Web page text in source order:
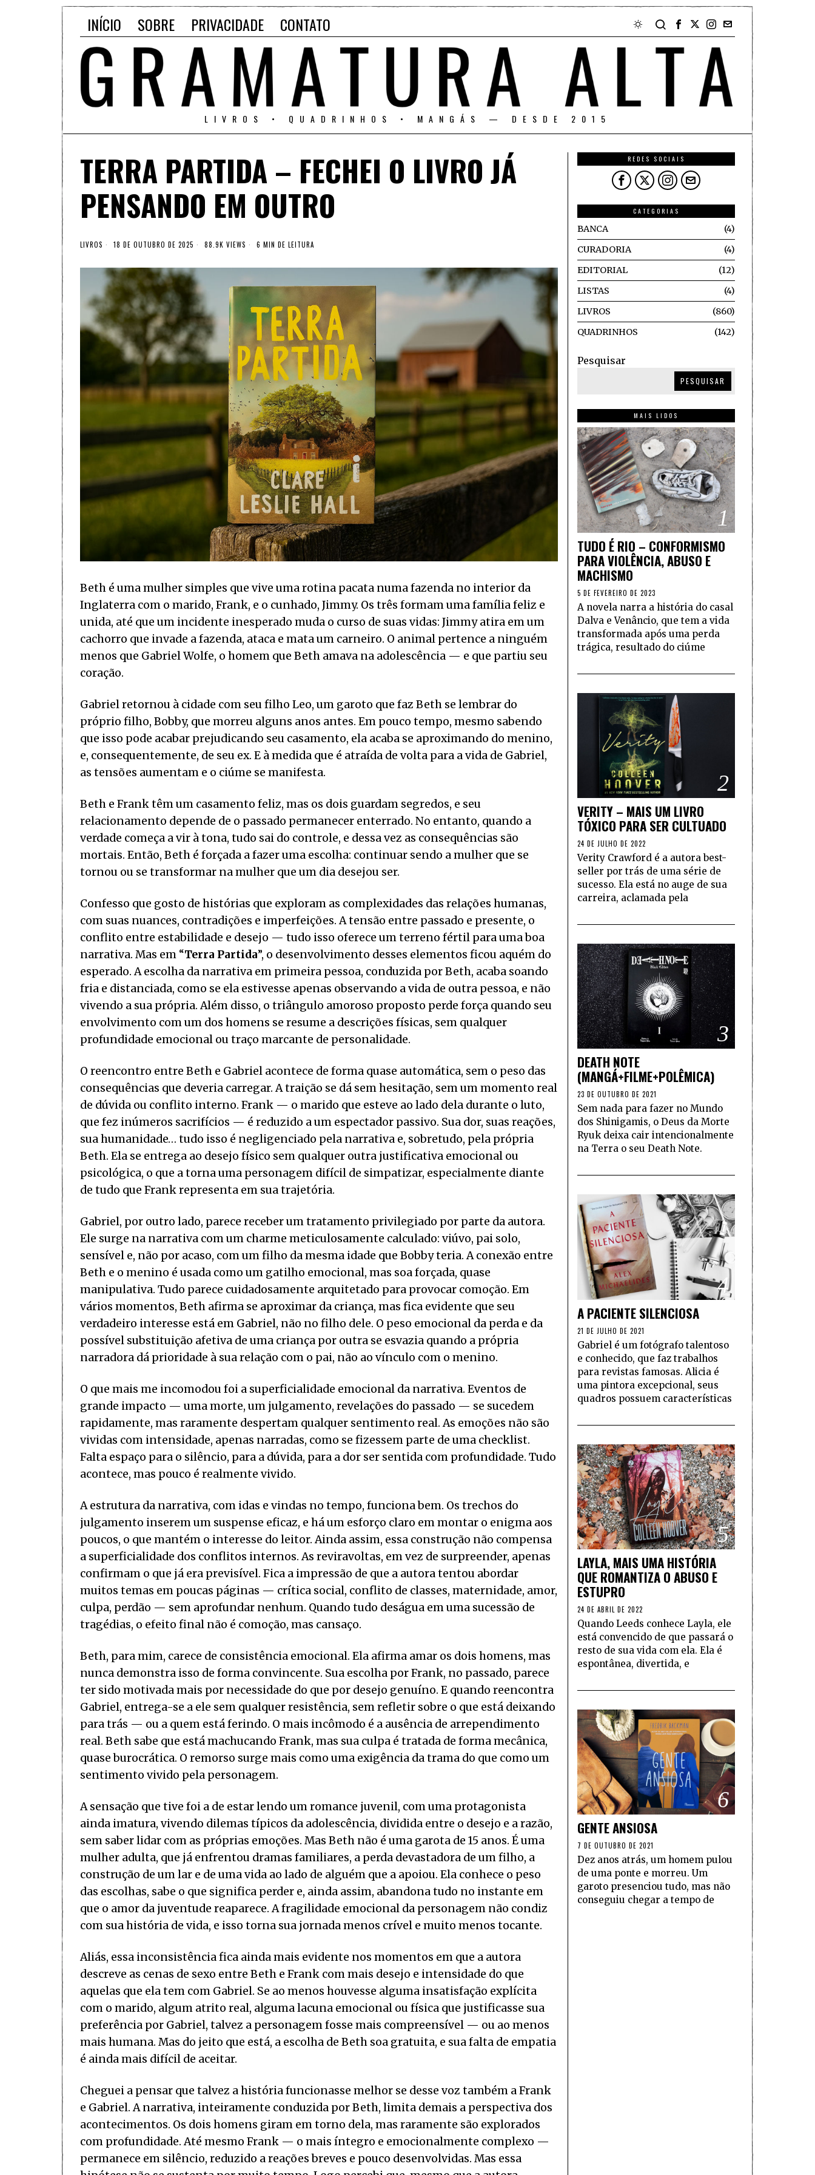
INÍCIO SOBRE PRIVACIDADE CONTATO
LIVROS • QUADRINHOS • MANGÁS — DESDE 2015
TERRA PARTIDA – FECHEI O LIVRO JÁ
PENSANDO EM OUTRO
LIVROS 18 DE OUTUBRO DE 2025 88.9K VIEWS 6 MIN DE LEITURA
Beth é uma mulher simples que vive uma rotina pacata numa fazenda no interior da
Inglaterra com o marido, Frank, e o cunhado, Jimmy. Os três formam uma família feliz e
unida, até que um incidente inesperado muda o curso de suas vidas: Jimmy atira em um
cachorro que invade a fazenda, ataca e mata um carneiro. O animal pertence a ninguém
menos que Gabriel Wolfe, o homem que Beth amava na adolescência — e que partiu seu
coração.
Gabriel retornou à cidade com seu filho Leo, um garoto que faz Beth se lembrar do
próprio filho, Bobby, que morreu alguns anos antes. Em pouco tempo, mesmo sabendo
que isso pode acabar prejudicando seu casamento, ela acaba se aproximando do menino,
e, consequentemente, de seu ex. E à medida que é atraída de volta para a vida de Gabriel,
as tensões aumentam e o ciúme se manifesta.
Beth e Frank têm um casamento feliz, mas os dois guardam segredos, e seu
relacionamento depende de o passado permanecer enterrado. No entanto, quando a
verdade começa a vir à tona, tudo sai do controle, e dessa vez as consequências são
mortais. Então, Beth é forçada a fazer uma escolha: continuar sendo a mulher que se
tornou ou se transformar na mulher que um dia desejou ser.
Confesso que gosto de histórias que exploram as complexidades das relações humanas,
com suas nuances, contradições e imperfeições. A tensão entre passado e presente, o
conflito entre estabilidade e desejo — tudo isso oferece um terreno fértil para uma boa
narrativa. Mas em “Terra Partida”, o desenvolvimento desses elementos ficou aquém do
esperado. A escolha da narrativa em primeira pessoa, conduzida por Beth, acaba soando
fria e distanciada, como se ela estivesse apenas observando a vida de outra pessoa, e não
vivendo a sua própria. Além disso, o triângulo amoroso proposto perde força quando seu
envolvimento com um dos homens se resume a descrições físicas, sem qualquer
profundidade emocional ou traço marcante de personalidade.
O reencontro entre Beth e Gabriel acontece de forma quase automática, sem o peso das
consequências que deveria carregar. A traição se dá sem hesitação, sem um momento real
de dúvida ou conflito interno. Frank — o marido que esteve ao lado dela durante o luto,
que fez inúmeros sacrifícios — é reduzido a um espectador passivo. Sua dor, suas reações,
sua humanidade… tudo isso é negligenciado pela narrativa e, sobretudo, pela própria
Beth. Ela se entrega ao desejo físico sem qualquer outra justificativa emocional ou
psicológica, o que a torna uma personagem difícil de simpatizar, especialmente diante
de tudo que Frank representa em sua trajetória.
Gabriel, por outro lado, parece receber um tratamento privilegiado por parte da autora.
Ele surge na narrativa com um charme meticulosamente calculado: viúvo, pai solo,
sensível e, não por acaso, com um filho da mesma idade que Bobby teria. A conexão entre
Beth e o menino é usada como um gatilho emocional, mas soa forçada, quase
manipulativa. Tudo parece cuidadosamente arquitetado para provocar comoção. Em
vários momentos, Beth afirma se aproximar da criança, mas fica evidente que seu
verdadeiro interesse está em Gabriel, não no filho dele. O peso emocional da perda e da
possível substituição afetiva de uma criança por outra se esvazia quando a própria
narradora dá prioridade à sua relação com o pai, não ao vínculo com o menino.
O que mais me incomodou foi a superficialidade emocional da narrativa. Eventos de
grande impacto — uma morte, um julgamento, revelações do passado — se sucedem
rapidamente, mas raramente despertam qualquer sentimento real. As emoções não são
vividas com intensidade, apenas narradas, como se fizessem parte de uma checklist.
Falta espaço para o silêncio, para a dúvida, para a dor ser sentida com profundidade. Tudo
acontece, mas pouco é realmente vivido.
A estrutura da narrativa, com idas e vindas no tempo, funciona bem. Os trechos do
julgamento inserem um suspense eficaz, e há um esforço claro em montar o enigma aos
poucos, o que mantém o interesse do leitor. Ainda assim, essa construção não compensa
a superficialidade dos conflitos internos. As reviravoltas, em vez de surpreender, apenas
confirmam o que já era previsível. Fica a impressão de que a autora tentou abordar
muitos temas em poucas páginas — crítica social, conflito de classes, maternidade, amor,
culpa, perdão — sem aprofundar nenhum. Quando tudo deságua em uma sucessão de
tragédias, o efeito final não é comoção, mas cansaço.
Beth, para mim, carece de consistência emocional. Ela afirma amar os dois homens, mas
nunca demonstra isso de forma convincente. Sua escolha por Frank, no passado, parece
ter sido motivada mais por necessidade do que por desejo genuíno. E quando reencontra
Gabriel, entrega-se a ele sem qualquer resistência, sem refletir sobre o que está deixando
para trás — ou a quem está ferindo. O mais incômodo é a ausência de arrependimento
real. Beth sabe que está machucando Frank, mas sua culpa é tratada de forma mecânica,
quase burocrática. O remorso surge mais como uma exigência da trama do que como um
sentimento vivido pela personagem.
A sensação que tive foi a de estar lendo um romance juvenil, com uma protagonista
ainda imatura, vivendo dilemas típicos da adolescência, dividida entre o desejo e a razão,
sem saber lidar com as próprias emoções. Mas Beth não é uma garota de 15 anos. É uma
mulher adulta, que já enfrentou dramas familiares, a perda devastadora de um filho, a
construção de um lar e de uma vida ao lado de alguém que a apoiou. Ela conhece o peso
das escolhas, sabe o que significa perder e, ainda assim, abandona tudo no instante em
que o amor da juventude reaparece. A fragilidade emocional da personagem não condiz
com sua história de vida, e isso torna sua jornada menos crível e muito menos tocante.
Aliás, essa inconsistência fica ainda mais evidente nos momentos em que a autora
descreve as cenas de sexo entre Beth e Frank com mais desejo e intensidade do que
aquelas que ela tem com Gabriel. Se ao menos houvesse alguma insatisfação explícita
com o marido, algum atrito real, alguma lacuna emocional ou física que justificasse sua
preferência por Gabriel, talvez a personagem fosse mais compreensível — ou ao menos
mais humana. Mas do jeito que está, a escolha de Beth soa gratuita, e sua falta de empatia
é ainda mais difícil de aceitar.
Cheguei a pensar que talvez a história funcionasse melhor se desse voz também a Frank
e Gabriel. A narrativa, inteiramente conduzida por Beth, limita demais a perspectiva dos
acontecimentos. Os dois homens giram em torno dela, mas raramente são explorados
com profundidade. Até mesmo Frank — o mais íntegro e emocionalmente complexo —
permanece em silêncio, reduzido a reações breves e pouco desenvolvidas. Mas essa
REDES SOCIAIS
CATEGORIAS
BANCA
4
CURADORIA
4
EDITORIAL
12
LISTAS
4
LIVROS
860
QUADRINHOS
142
Pesquisar
PESQUISAR
MAIS LIDOS
1
TUDO É RIO – CONFORMISMO
PARA VIOLÊNCIA, ABUSO E
MACHISMO
5 DE FEVEREIRO DE 2023
A novela narra a história do casal
Dalva e Venâncio, que tem a vida
transformada após uma perda
trágica, resultado do ciúme
2
VERITY – MAIS UM LIVRO
TÓXICO PARA SER CULTUADO
24 DE JULHO DE 2022
Verity Crawford é a autora best-
seller por trás de uma série de
sucesso. Ela está no auge de sua
carreira, aclamada pela
3
DEATH NOTE
(MANGÁ+FILME+POLÊMICA)
23 DE OUTUBRO DE 2021
Sem nada para fazer no Mundo
dos Shinigamis, o Deus da Morte
Ryuk deixa cair intencionalmente
na Terra o seu Death Note.
4
A PACIENTE SILENCIOSA
21 DE JULHO DE 2021
Gabriel é um fotógrafo talentoso
e conhecido, que faz trabalhos
para revistas famosas. Alicia é
uma pintora excepcional, seus
quadros possuem características
5
LAYLA, MAIS UMA HISTÓRIA
QUE ROMANTIZA O ABUSO E
ESTUPRO
24 DE ABRIL DE 2022
Quando Leeds conhece Layla, ele
está convencido de que passará o
resto de sua vida com ela. Ela é
espontânea, divertida, e
6
GENTE ANSIOSA
7 DE OUTUBRO DE 2021
Dez anos atrás, um homem pulou
de uma ponte e morreu. Um
garoto presenciou tudo, mas não
conseguiu chegar a tempo de